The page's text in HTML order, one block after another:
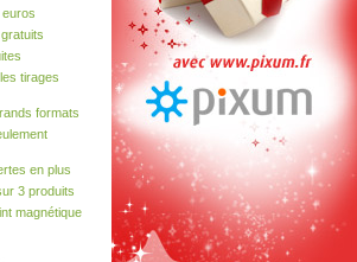
euros
tirages
formats
en plus
3 produits
magnétique